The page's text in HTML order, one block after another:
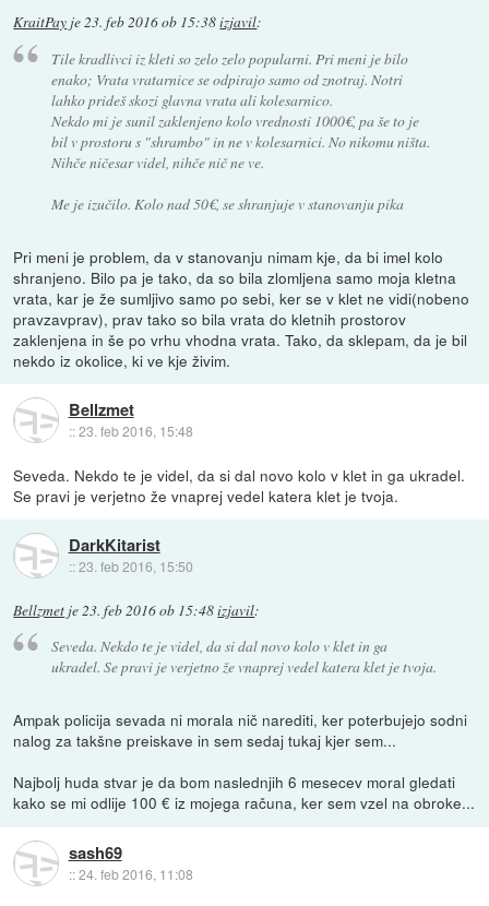
KraitPay je23. feb 2016 ob 15:38izjavil:
Tile kradlivci iz kleti so zelo zelo popularni. Pri meni je bilo
enako; Vrata vratarnice se odpirajo samo od znotraj. Notri
lahko prideš skozi glavna vrata ali kolesarnico.
Nekdo mi je sunil zaklenjeno kolo vrednosti 1000€, pa še to je
bil v prostoru s "shrambo" in ne v kolesarnici. No nikomu ništa.
Nihče ničesar videl, nihče nič ne ve.
Me je izučilo. Kolo nad 50€, se shranjuje v stanovanju pika
Pri meni je problem, da v stanovanju nimam kje, da bi imel kolo
shranjeno. Bilo pa je tako, da so bila zlomljena samo moja kletna
vrata, kar je že sumljivo samo po sebi, ker se v klet ne vidi(nobeno
pravzavprav), prav tako so bila vrata do kletnih prostorov
zaklenjena in še po vrhu vhodna vrata. Tako, da sklepam, da je bil
nekdo iz okolice, ki ve kje živim.
Bellzmet
::23. feb 2016, 15:48
Seveda. Nekdo te je videl, da si dal novo kolo v klet in ga ukradel.
Se pravi je verjetno že vnaprej vedel katera klet je tvoja.
DarkKitarist
::23. feb 2016, 15:50
Bellzmet je23. feb 2016 ob 15:48izjavil:
Seveda. Nekdo te je videl, da si dal novo kolo v klet in ga
ukradel. Se pravi je verjetno že vnaprej vedel katera klet je tvoja.
Ampak policija sevada ni morala nič narediti, ker poterbujejo sodni
nalog za takšne preiskave in sem sedaj tukaj kjer sem...
Najbolj huda stvar je da bom naslednjih 6 mesecev moral gledati
kako se mi odlije 100 € iz mojega računa, ker sem vzel na obroke...
sash69
::24. feb 2016, 11:08